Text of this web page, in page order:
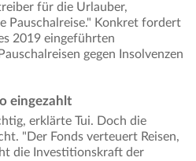
für die Urlauber,
Pauschalreise." Konkret fordert
2019 eingeführten
gegen Insolvenzen
eingezahlt
erklärte Tui. Doch die
"Der Fonds verteuert Reisen,
die Investitionskraft der